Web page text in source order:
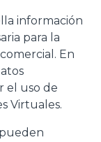
información
para la
En
el uso de
Virtuales.